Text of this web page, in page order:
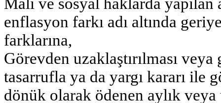
Mali ve sosyal haklarda yapılan
enflasyon farkı adı altında
farklarına,
Görevden uzaklaştırılması
tasarrufla ya da yargı kararı ile
dönük olarak ödenen aylık veya